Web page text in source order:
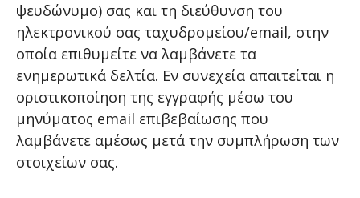
ψευδώνυμο) σας και τη διεύθυνση του
ηλεκτρονικού σας ταχυδρομείου/email, στην
οποία επιθυμείτε να λαμβάνετε τα
ενημερωτικά δελτία. Εν συνεχεία απαιτείται η
οριστικοποίηση της εγγραφής μέσω του
μηνύματος email επιβεβαίωσης που
λαμβάνετε αμέσως μετά την συμπλήρωση των
στοιχείων σας.